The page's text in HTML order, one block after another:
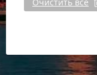
Очистить все